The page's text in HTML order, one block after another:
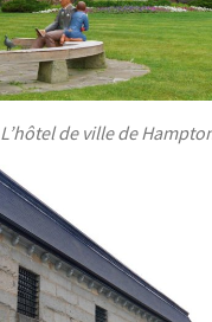
L’hôtel de ville de